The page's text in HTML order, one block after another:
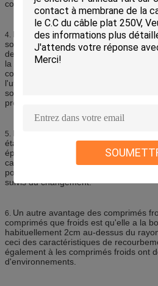
comparaison, il y aura un certain
4. La source lumineuse de lumière
source d'énergie, par l'intermédiaire
de transformateur d'assortiment
la tension d'entraînement et la
conforme considération de la taille du
l'utilisation de l'environnement, de la
soutenir la conception et le
production professionnelle.
5. Le poids léger froid et l'épaisseur
état principal très attrayant est que le
épaisseur, les comprimés froids est de
carré, et l'épaisseur est 0.2mm |
pour quelques ordres, poids et
suivis du changement.
6. Un autre avantage des comprimés
comprimés que froids est qu'elle a la
habituellement 2cm au-dessus du
ceci des caractéristiques de
également à les comprimés froids ont
d'environnements.